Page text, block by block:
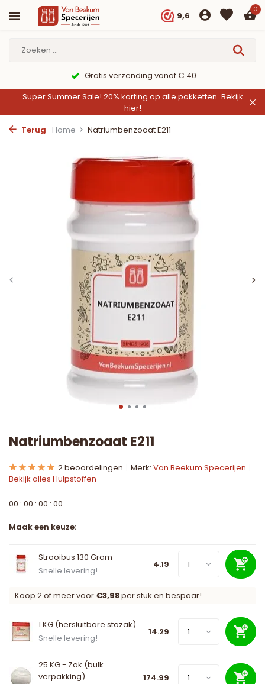
9,6
0
Gratis verzending vanaf € 40
Super Summer Sale! 20% korting op alle pakketten. Bekijk
hier!
Terug
Home Natriumbenzoaat E211
Natriumbenzoaat E211
2 beoordelingen Merk: Van Beekum Specerijen
Bekijk alles Hulpstoffen
00 : 00 : 00 : 00
Maak een keuze:
Strooibus 130 Gram
Snelle levering!
4.19
Koop 2 of meer voor €3,98per stuk en bespaar!
1 KG (hersluitbare stazak)
Snelle levering!
14.29
25 KG - Zak (bulk
verpakking)
174.99